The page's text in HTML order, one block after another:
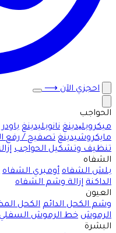
احجزي الآن⟶
الحواجب
ميكروبلیدينغ نانوبليدينغ باودر
مايكروشيدينغ تصفيح / رفع
تنظيف وتشكيل الحواجب
الشفاه
بلش الشفاه أومبري الشفاه
الداكنة إزالة وشم الشفاه
العيون
وشم الكحل الدائم الكحل
الرموش خط الرموش السفلي
البشرة